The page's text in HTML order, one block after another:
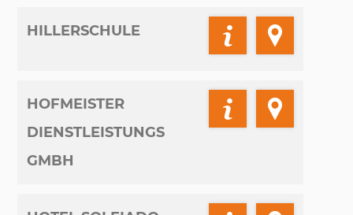
HILLERSCHULE
HOFMEISTER
DIENSTLEISTUNGS
GMBH